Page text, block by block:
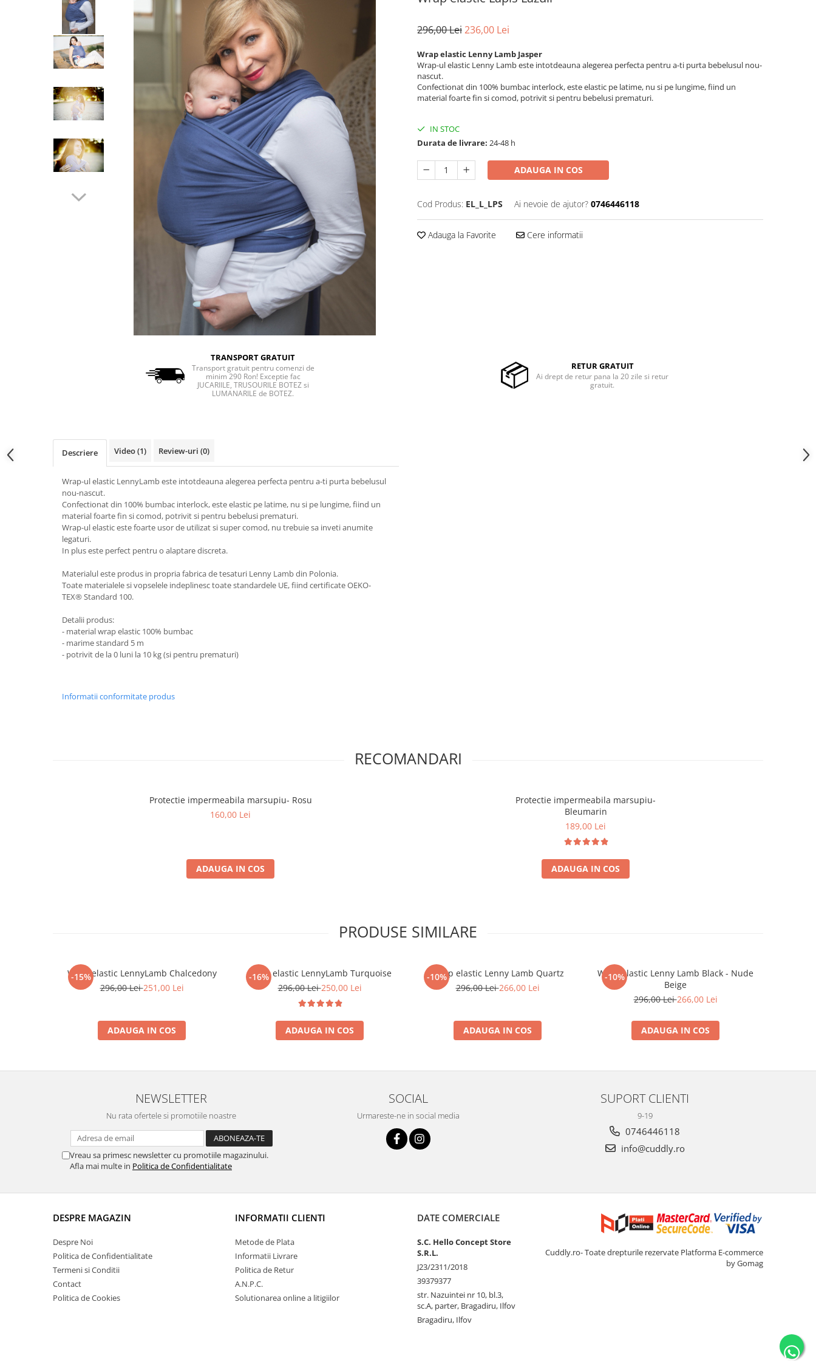
Fulare si esarfe
Saci de dormit bebe
Perii de par bebe
Camasi Barbati
Camasi baieti
296,00 Lei236,00 Lei
Wrap elastic Lenny Lamb Jasper
Wrap-ul elastic Lenny Lamb este intotdeauna alegerea perfecta pentru a-ti purta bebelusul nou-
nascut.
Confectionat din 100% bumbac interlock, este elastic pe latime, nu si pe lungime, fiind un
material foarte fin si comod, potrivit si pentru bebelusi prematuri.
IN STOC
Durata de livrare: 24-48 h
ADAUGA IN COS
Cod Produs: EL_L_LPS Ai nevoie de ajutor? 0746446118
Adauga la Favorite Cere informatii
TRANSPORT GRATUIT
Transport gratuit pentru comenzi de
minim 290 Ron! Exceptie fac
JUCARIILE, TRUSOURILE BOTEZ si
LUMANARILE de BOTEZ.
RETUR GRATUIT
Ai drept de retur pana la 20 zile si retur
gratuit.
Descriere Video(1) Review-uri (0)
Wrap-ul elastic LennyLamb este intotdeauna alegerea perfecta pentru a-ti purta bebelusul
nou-nascut.
Confectionat din 100% bumbac interlock, este elastic pe latime, nu si pe lungime, fiind un
material foarte fin si comod, potrivit si pentru bebelusi prematuri.
Wrap-ul elastic este foarte usor de utilizat si super comod, nu trebuie sa inveti anumite
legaturi.
In plus este perfect pentru o alaptare discreta.
Materialul este produs in propria fabrica de tesaturi Lenny Lamb din Polonia.
Toate materialele si vopselele indeplinesc toate standardele UE, fiind certificate OEKO-
TEX® Standard 100.
Detalii produs:
- material wrap elastic 100% bumbac
- marime standard 5 m
- potrivit de la 0 luni la 10 kg (si pentru prematuri)
Informatii conformitate produs
RECOMANDARI
Protectie impermeabila marsupiu- Rosu
160,00 Lei
ADAUGA IN COS
Protectie impermeabila marsupiu-
Bleumarin
189,00 Lei
ADAUGA IN COS
PRODUSE SIMILARE
-15%
Wrap elastic LennyLamb Chalcedony
296,00 Lei251,00 Lei
ADAUGA IN COS
-16%
Wrap elastic LennyLamb Turquoise
296,00 Lei250,00 Lei
ADAUGA IN COS
-10%
Wrap elastic Lenny Lamb Quartz
296,00 Lei266,00 Lei
ADAUGA IN COS
-10%
Wrap elastic Lenny Lamb Black - Nude
Beige
296,00 Lei266,00 Lei
ADAUGA IN COS
NEWSLETTER
Nu rata ofertele si promotiile noastre
Vreau sa primesc newsletter cu promotiile magazinului.
Afla mai multe in Politica de Confidentialitate
SOCIAL
Urmareste-ne in social media
SUPORT CLIENTI
9-19
0746446118
info@cuddly.ro
DESPRE MAGAZIN
Despre Noi
Politica de Confidentialitate
Termeni si Conditii
Contact
Politica de Cookies
INFORMATII CLIENTI
Metode de Plata
Informatii Livrare
Politica de Retur
A.N.P.C.
Solutionarea online a litigiilor
DATE COMERCIALE
S.C. Hello Concept Store
S.R.L.
J23/2311/2018
39379377
str. Nazuintei nr 10, bl.3,
sc.A, parter, Bragadiru, Ilfov
Bragadiru, Ilfov
Cuddly.ro- Toate drepturile rezervate Platforma E-commerce
by Gomag